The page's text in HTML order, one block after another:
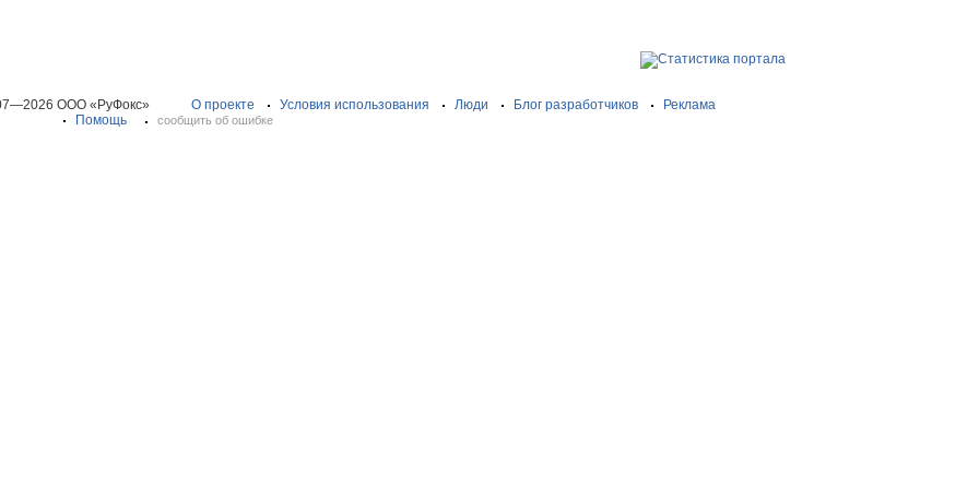
ООО «РуФокс» О проекте Условия использования Люди Блог разработчиков
Реклама
Помощь
сообщить об ошибке